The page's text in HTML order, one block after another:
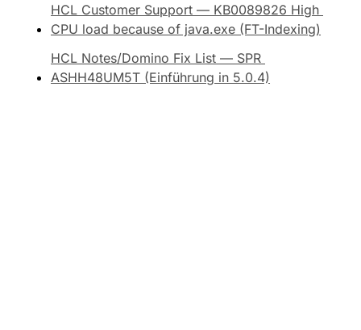
HCL Customer Support — KB0089826 High
CPU load because of java.exe (FT-Indexing)
HCL Notes/Domino Fix List — SPR
ASHH48UM5T (Einführung in 5.0.4)